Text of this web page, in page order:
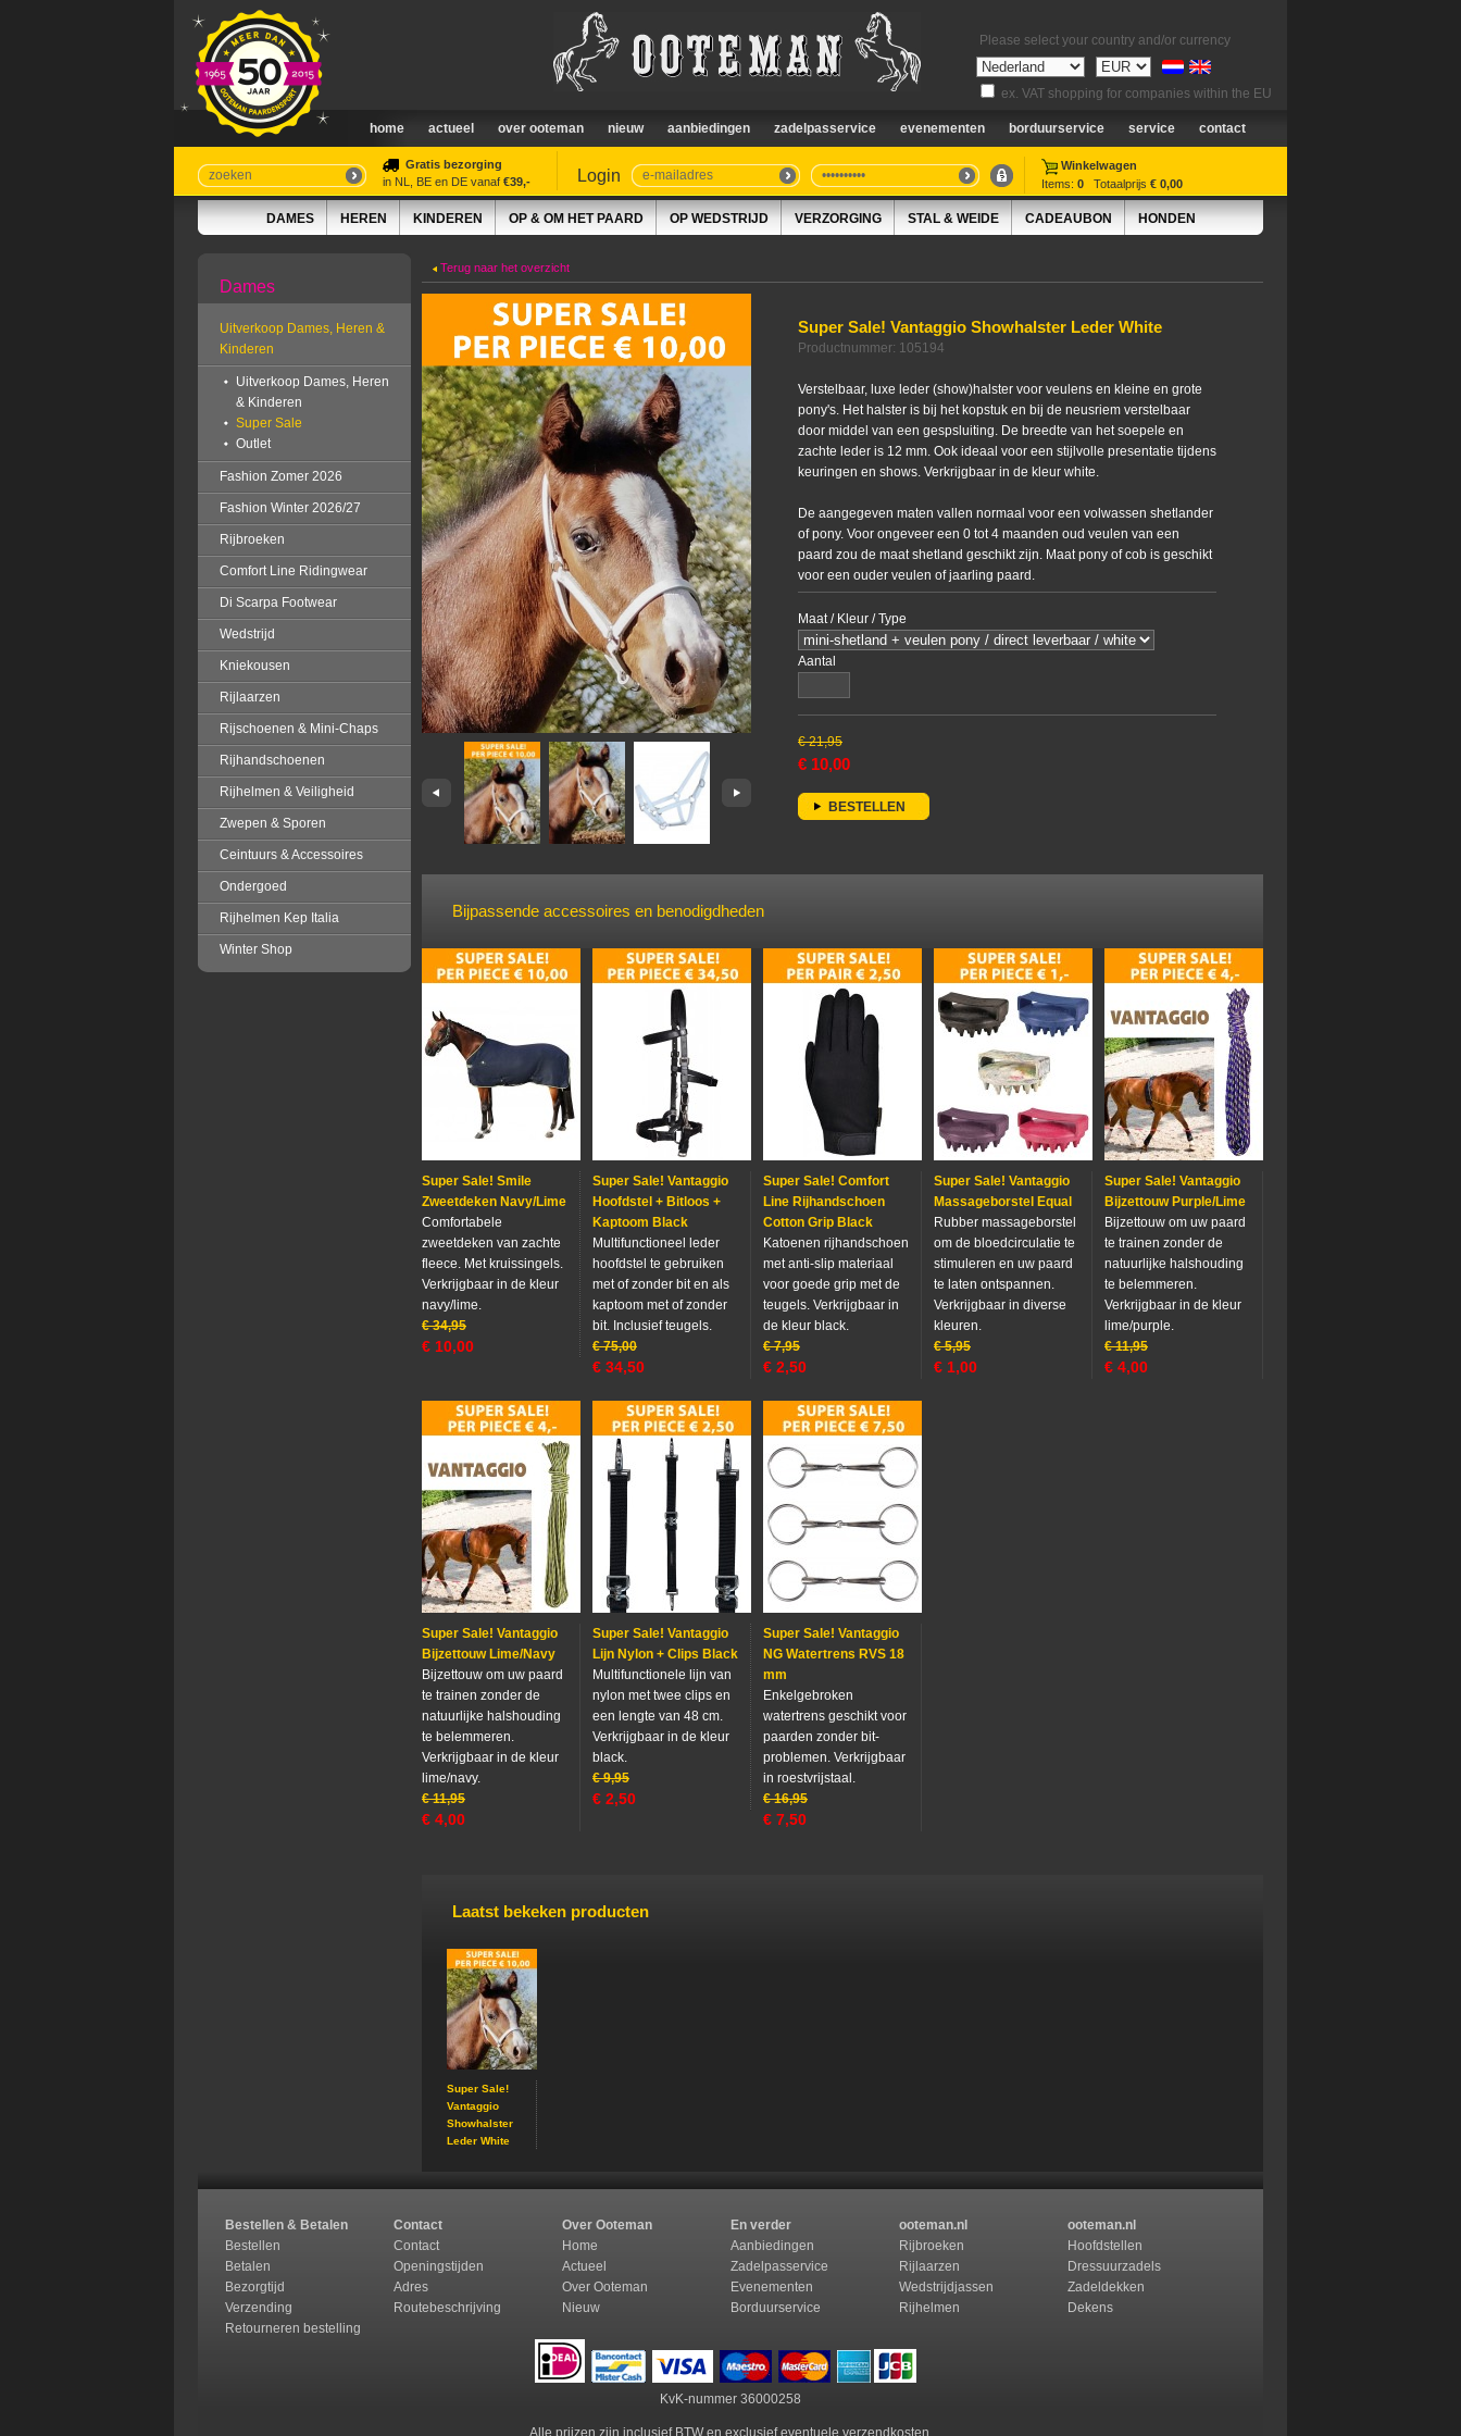
Please select your country and/or currency
ex. VAT shopping for companies within the EU
home actueel over ooteman nieuw aanbiedingen zadelpasservice evenementen borduurservice service contact
Gratis bezorging
in NL, BE en DE vanaf €39,- Login
Winkelwagen
Items: 0 Totaalprijs € 0,00
DAMES HEREN KINDEREN OP & OM HET PAARD OP WEDSTRIJD VERZORGING STAL & WEIDE CADEAUBON HONDEN
Dames
Uitverkoop Dames, Heren &
Kinderen
Uitverkoop Dames, Heren
& Kinderen
Super Sale
Outlet
Fashion Zomer 2026
Fashion Winter 2026/27
Rijbroeken
Comfort Line Ridingwear
Di Scarpa Footwear
Wedstrijd
Kniekousen
Rijlaarzen
Rijschoenen & Mini-Chaps
Rijhandschoenen
Rijhelmen & Veiligheid
Zwepen & Sporen
Ceintuurs & Accessoires
Ondergoed
Rijhelmen Kep Italia
Winter Shop
Terug naar het overzicht
Super Sale! Vantaggio Showhalster Leder White
Productnummer: 105194
Verstelbaar, luxe leder (show)halster voor veulens en kleine en grote
pony's. Het halster is bij het kopstuk en bij de neusriem verstelbaar
door middel van een gespsluiting. De breedte van het soepele en
zachte leder is 12 mm. Ook ideaal voor een stijlvolle presentatie tijdens
keuringen en shows. Verkrijgbaar in de kleur white.
De aangegeven maten vallen normaal voor een volwassen shetlander
of pony. Voor ongeveer een 0 tot 4 maanden oud veulen van een
paard zou de maat shetland geschikt zijn. Maat pony of cob is geschikt
voor een ouder veulen of jaarling paard.
Maat / Kleur / Type
Aantal
€ 21,95
€ 10,00
BESTELLEN
Bijpassende accessoires en benodigdheden
Super Sale! Smile
Zweetdeken Navy/Lime
Comfortabele
zweetdeken van zachte
fleece. Met kruissingels.
Verkrijgbaar in de kleur
navy/lime.
€ 34,95
€ 10,00
Super Sale! Vantaggio
Hoofdstel + Bitloos +
Kaptoom Black
Multifunctioneel leder
hoofdstel te gebruiken
met of zonder bit en als
kaptoom met of zonder
bit. Inclusief teugels.
€ 75,00
€ 34,50
Super Sale! Comfort
Line Rijhandschoen
Cotton Grip Black
Katoenen rijhandschoen
met anti-slip materiaal
voor goede grip met de
teugels. Verkrijgbaar in
de kleur black.
€ 7,95
€ 2,50
Super Sale! Vantaggio
Massageborstel Equal
Rubber massageborstel
om de bloedcirculatie te
stimuleren en uw paard
te laten ontspannen.
Verkrijgbaar in diverse
kleuren.
€ 5,95
€ 1,00
Super Sale! Vantaggio
Bijzettouw Purple/Lime
Bijzettouw om uw paard
te trainen zonder de
natuurlijke halshouding
te belemmeren.
Verkrijgbaar in de kleur
lime/purple.
€ 11,95
€ 4,00
Super Sale! Vantaggio
Bijzettouw Lime/Navy
Bijzettouw om uw paard
te trainen zonder de
natuurlijke halshouding
te belemmeren.
Verkrijgbaar in de kleur
lime/navy.
€ 11,95
€ 4,00
Super Sale! Vantaggio
Lijn Nylon + Clips Black
Multifunctionele lijn van
nylon met twee clips en
een lengte van 48 cm.
Verkrijgbaar in de kleur
black.
€ 9,95
€ 2,50
Super Sale! Vantaggio
NG Watertrens RVS 18
mm
Enkelgebroken
watertrens geschikt voor
paarden zonder bit-
problemen. Verkrijgbaar
in roestvrijstaal.
€ 16,95
€ 7,50
Laatst bekeken producten
Super Sale!
Vantaggio
Showhalster
Leder White
Bestellen & Betalen Contact Over Ooteman En verder ooteman.nl
ooteman.nl
Bestellen
Contact Home Aanbiedingen Rijbroeken
Hoofdstellen
Betalen
Openingstijden Actueel Zadelpasservice Rijlaarzen
Dressuurzadels
Bezorgtijd
Adres Over Ooteman Evenementen Wedstrijdjassen
Zadeldekken
Verzending
Routebeschrijving Nieuw Borduurservice Rijhelmen
Dekens
Retourneren bestelling
KvK-nummer 36000258
Alle prijzen zijn inclusief BTW en exclusief eventuele verzendkosten.